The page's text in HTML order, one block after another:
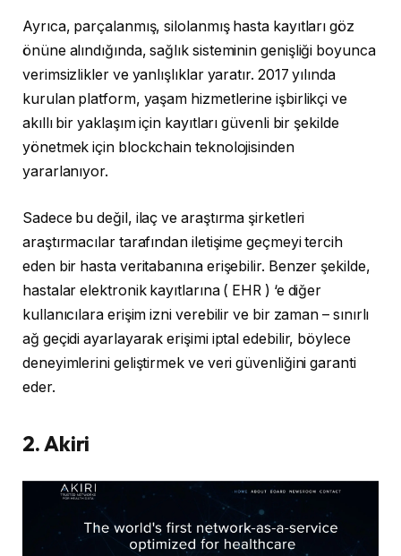
Ayrıca, parçalanmış, silolanmış hasta kayıtları göz
önüne alındığında, sağlık sisteminin genişliği boyunca
verimsizlikler ve yanlışlıklar yaratır. 2017 yılında
kurulan platform, yaşam hizmetlerine işbirlikçi ve
akıllı bir yaklaşım için kayıtları güvenli bir şekilde
yönetmek için blockchain teknolojisinden
yararlanıyor.
Sadece bu değil, ilaç ve araştırma şirketleri
araştırmacılar tarafından iletişime geçmeyi tercih
eden bir hasta veritabanına erişebilir. Benzer şekilde,
hastalar elektronik kayıtlarına ( EHR ) ‘e diğer
kullanıcılara erişim izni verebilir ve bir zaman – sınırlı
ağ geçidi ayarlayarak erişimi iptal edebilir, böylece
deneyimlerini geliştirmek ve veri güvenliğini garanti
eder.
2. Akiri